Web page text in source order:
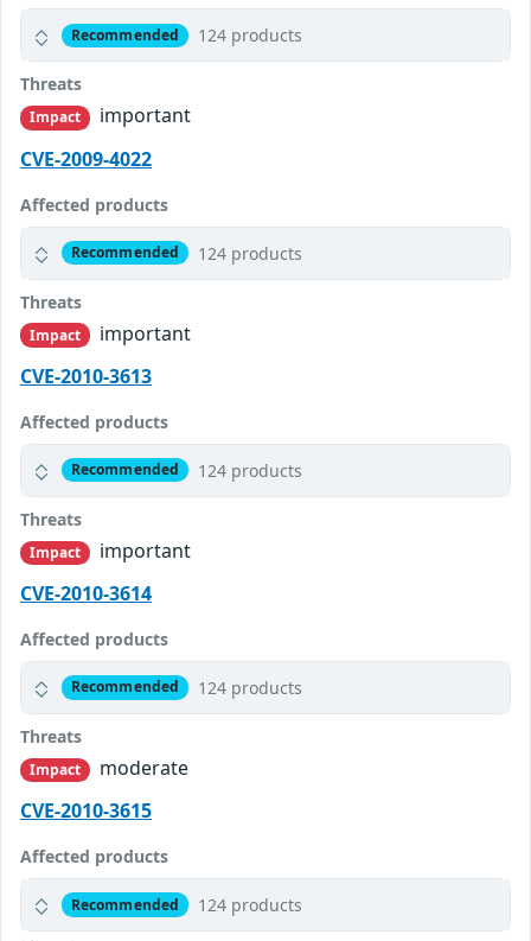
Recommended 124 products
Threats
Impact
important
CVE-2009-4022
Affected products
Recommended 124 products
Threats
Impact
important
CVE-2010-3613
Affected products
Recommended 124 products
Threats
Impact
important
CVE-2010-3614
Affected products
Recommended 124 products
Threats
Impact
moderate
CVE-2010-3615
Affected products
Recommended 124 products